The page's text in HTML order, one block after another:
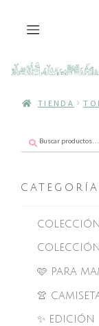
TIENDA
por:
🩷 PARA
👚
✨ EDICIÓN